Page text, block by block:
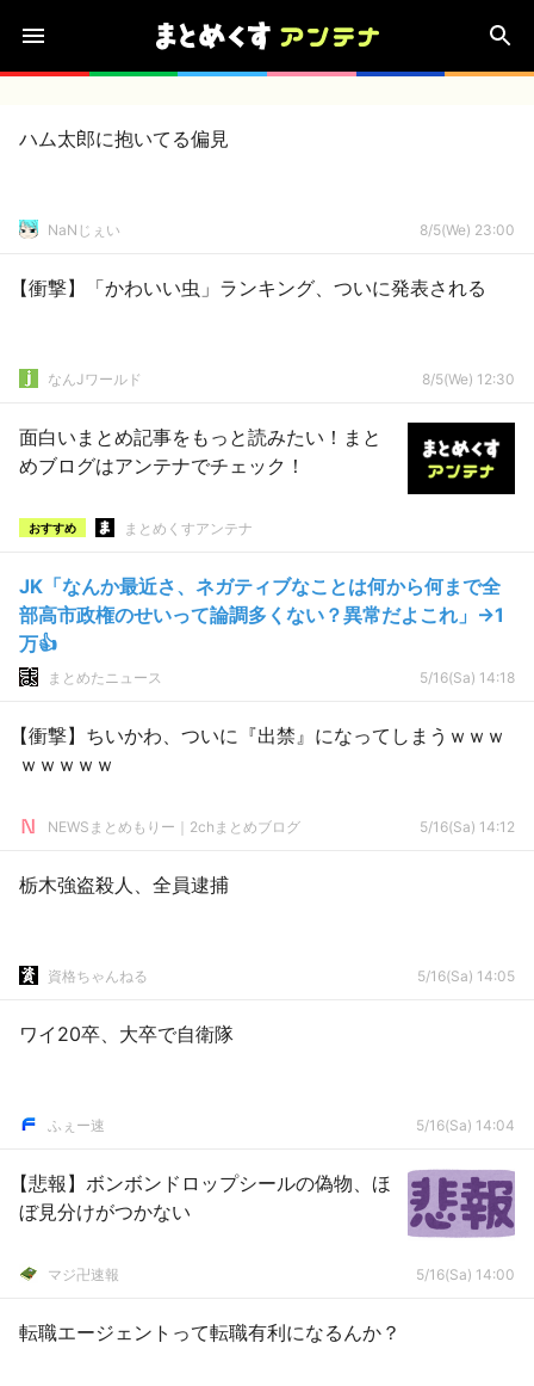
ハム太郎に抱いてる偏見
NaNじぇい 8/5(We) 23:00
【衝撃】「かわいい虫」ランキング、ついに発表される
なんJワールド 8/5(We) 12:30
面白いまとめ記事をもっと読みたい！まと
めブログはアンテナでチェック！
おすすめ まとめくすアンテナ
JK「なんか最近さ、ネガティブなことは何から何まで全
部高市政権のせいって論調多くない？異常だよこれ」→1
万👍
まとめたニュース 5/16(Sa) 14:18
【衝撃】ちいかわ、ついに『出禁』になってしまうｗｗｗ
ｗｗｗｗｗ
NEWSまとめもりー｜2chまとめブログ 5/16(Sa) 14:12
栃木強盗殺人、全員逮捕
資格ちゃんねる 5/16(Sa) 14:05
ワイ20卒、大卒で自衛隊
ふぇー速 5/16(Sa) 14:04
【悲報】ボンボンドロップシールの偽物、ほ
ぼ見分けがつかない
マジ卍速報 5/16(Sa) 14:00
転職エージェントって転職有利になるんか？